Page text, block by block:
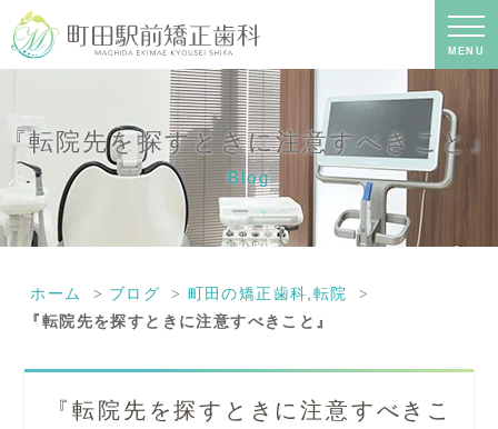
MENU
『転院先を探すときに注意すべきこ
と』｜町田の矯正歯科専門の歯科医院
｜土日診療-町田駅前矯正歯科
『転院先を探すときに注意すべきこと』
Blog
ホーム ブログ 町田の矯正歯科 転院
『転院先を探すときに注意すべきこと』
『転院先を探すときに注意すべきこ